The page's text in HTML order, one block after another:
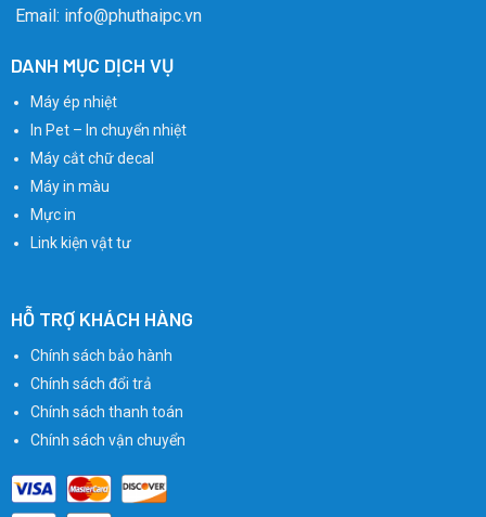
Email: info@phuthaipc.vn
DANH MỤC DỊCH VỤ
Máy ép nhiệt
In Pet – In chuyển nhiệt
Máy cắt chữ decal
Máy in màu
Mực in
Link kiện vật tư
HỖ TRỢ KHÁCH HÀNG
Chính sách bảo hành
Chính sách đổi trả
Chính sách thanh toán
Chính sách vận chuyển